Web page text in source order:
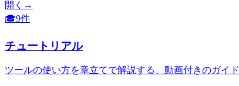
開く →
🎓9件
チュートリアル
ツールの使い方を章立てで解説する、動画付きのガイド